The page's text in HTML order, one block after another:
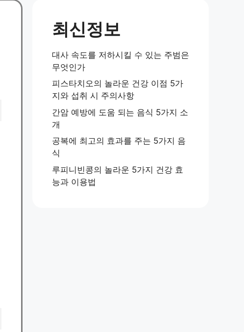
최신정보
대사 속도를 저하시킬 수 있는 주범은
무엇인가
피스타치오의 놀라운 건강 이점 5가
지와 섭취 시 주의사항
간암 예방에 도움 되는 음식 5가지 소
개
공복에 최고의 효과를 주는 5가지 음
식
루피니빈콩의 놀라운 5가지 건강 효
능과 이용법